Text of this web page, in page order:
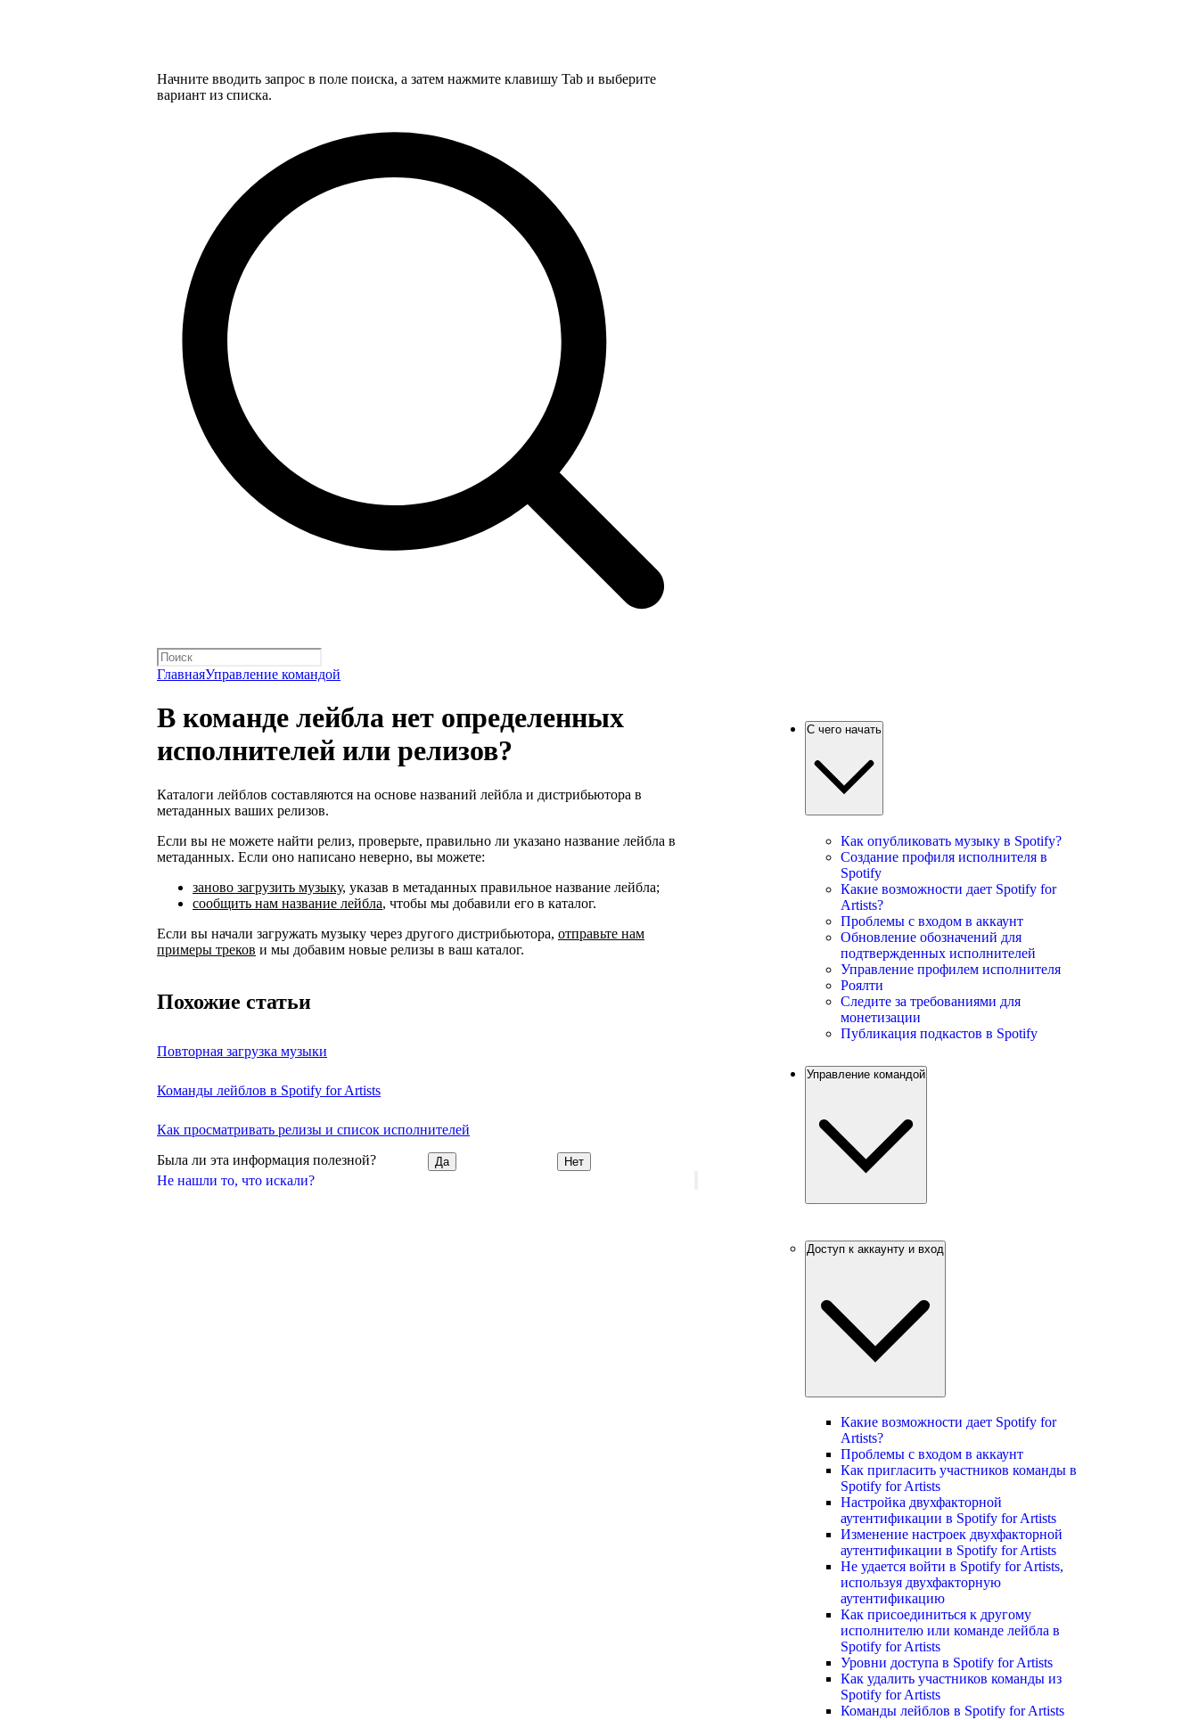
Начните вводить запрос в поле поиска, а затем нажмите клавишу Tab и выберите
вариант из списка.
ГлавнаяУправление командой
Не нашли то, что искали?
В команде лейбла нет определенных
исполнителей или релизов?
Каталоги лейблов составляются на основе названий лейбла и дистрибьютора в
метаданных ваших релизов.
Если вы не можете найти релиз, проверьте, правильно ли указано название лейбла в
метаданных. Если оно написано неверно, вы можете:
заново загрузить музыку, указав в метаданных правильное название лейбла;
сообщить нам название лейбла, чтобы мы добавили его в каталог.
Если вы начали загружать музыку через другого дистрибьютора, отправьте нам
примеры треков и мы добавим новые релизы в ваш каталог.
Похожие статьи
Повторная загрузка музыки
Команды лейблов в Spotify for Artists
Как просматривать релизы и список исполнителей
Была ли эта информация полезной? Да Нет
С чего начать
Как опубликовать музыку в Spotify?
Создание профиля исполнителя в
Spotify
Какие возможности дает Spotify for
Artists?
Проблемы с входом в аккаунт
Обновление обозначений для
подтвержденных исполнителей
Управление профилем исполнителя
Роялти
Следите за требованиями для
монетизации
Публикация подкастов в Spotify
Управление командой
Доступ к аккаунту и вход
Какие возможности дает Spotify for
Artists?
Проблемы с входом в аккаунт
Как пригласить участников команды в
Spotify for Artists
Настройка двухфакторной
аутентификации в Spotify for Artists
Изменение настроек двухфакторной
аутентификации в Spotify for Artists
Не удается войти в Spotify for Artists,
используя двухфакторную
аутентификацию
Как присоединиться к другому
исполнителю или команде лейбла в
Spotify for Artists
Уровни доступа в Spotify for Artists
Как удалить участников команды из
Spotify for Artists
Команды лейблов в Spotify for Artists